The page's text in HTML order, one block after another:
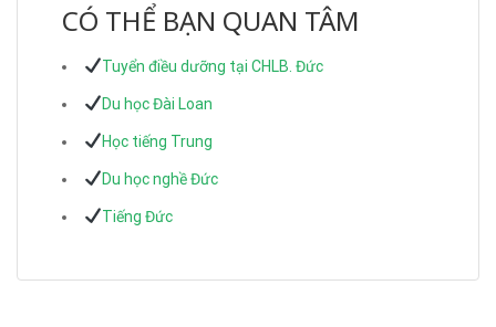
CÓ THỂ BẠN QUAN TÂM
Tuyển điều dưỡng tại CHLB. Đức
Du học Đài Loan
Học tiếng Trung
Du học nghề Đức
Tiếng Đức